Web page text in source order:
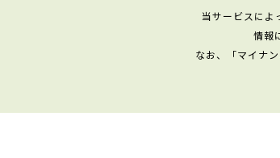
当サービスによ
情報
なお、「マイナ